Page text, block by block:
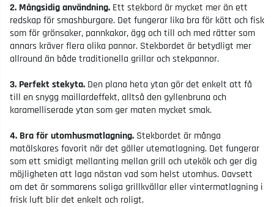
2. Mångsidig användning. Ett stekbord är mycket mer än ett
redskap för smashburgare. Det fungerar lika bra för kött och fisk
som för grönsaker, pannkakor, ägg och till och med rätter som
annars kräver flera olika pannor. Stekbordet är betydligt mer
allround än både traditionella grillar och stekpannor.
3. Perfekt stekyta. Den plana heta ytan gör det enkelt att få
till en snygg maillardeffekt, alltså den gyllenbruna och
karamelliserade ytan som ger maten mycket smak.
4. Bra för utomhusmatlagning. Stekbordet är många
matälskares favorit när det gäller utematlagning. Det fungerar
som ett smidigt mellanting mellan grill och utekök och ger dig
möjligheten att laga nästan vad som helst utomhus. Oavsett
om det är sommarens soliga grillkvällar eller vintermatlagning i
frisk luft blir det enkelt och roligt.